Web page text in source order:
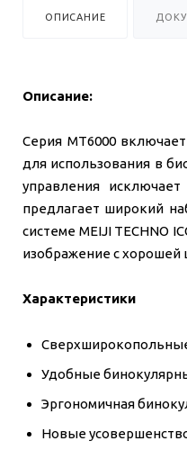
ОПИСАНИЕ
Описание:
Серия MT6000
для использования в
управления
предлагает широкий
системе MEIJI TECHNO
изображение с хорошей
Характеристики
Удобные
Эргономичная
Новые